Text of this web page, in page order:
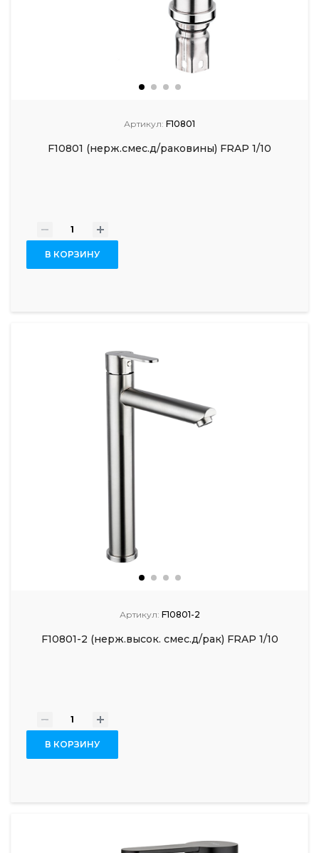
Артикул: F10801
F10801 (нерж.смес.д/раковины) FRAP 1/10
- +
В КОРЗИНУ
Артикул: F10801-2
F10801-2 (нерж.высок. смес.д/рак) FRAP 1/10
- +
В КОРЗИНУ